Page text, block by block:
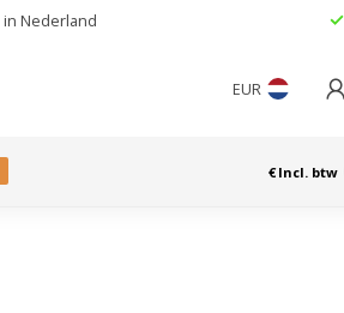
in Nederland
EUR
€Incl. btw